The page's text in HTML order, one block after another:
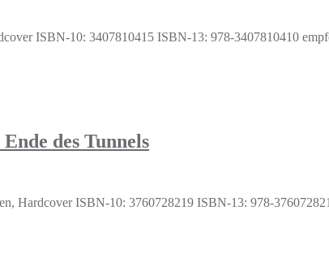
ISBN-10: 3407810415 ISBN-13: 978-3407810410
des Tunnels
Hardcover ISBN-10: 3760728219 ISBN-13: 978-